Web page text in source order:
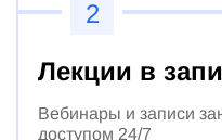
2
Лекции в
Вебинары и записи
доступом 24/7